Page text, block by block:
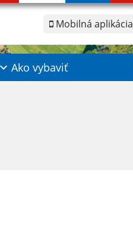
Mobilná aplikácia
Ako vybaviť